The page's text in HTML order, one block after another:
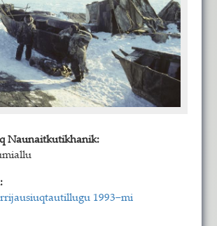
Naunaitkutikhanik:
1993−mi